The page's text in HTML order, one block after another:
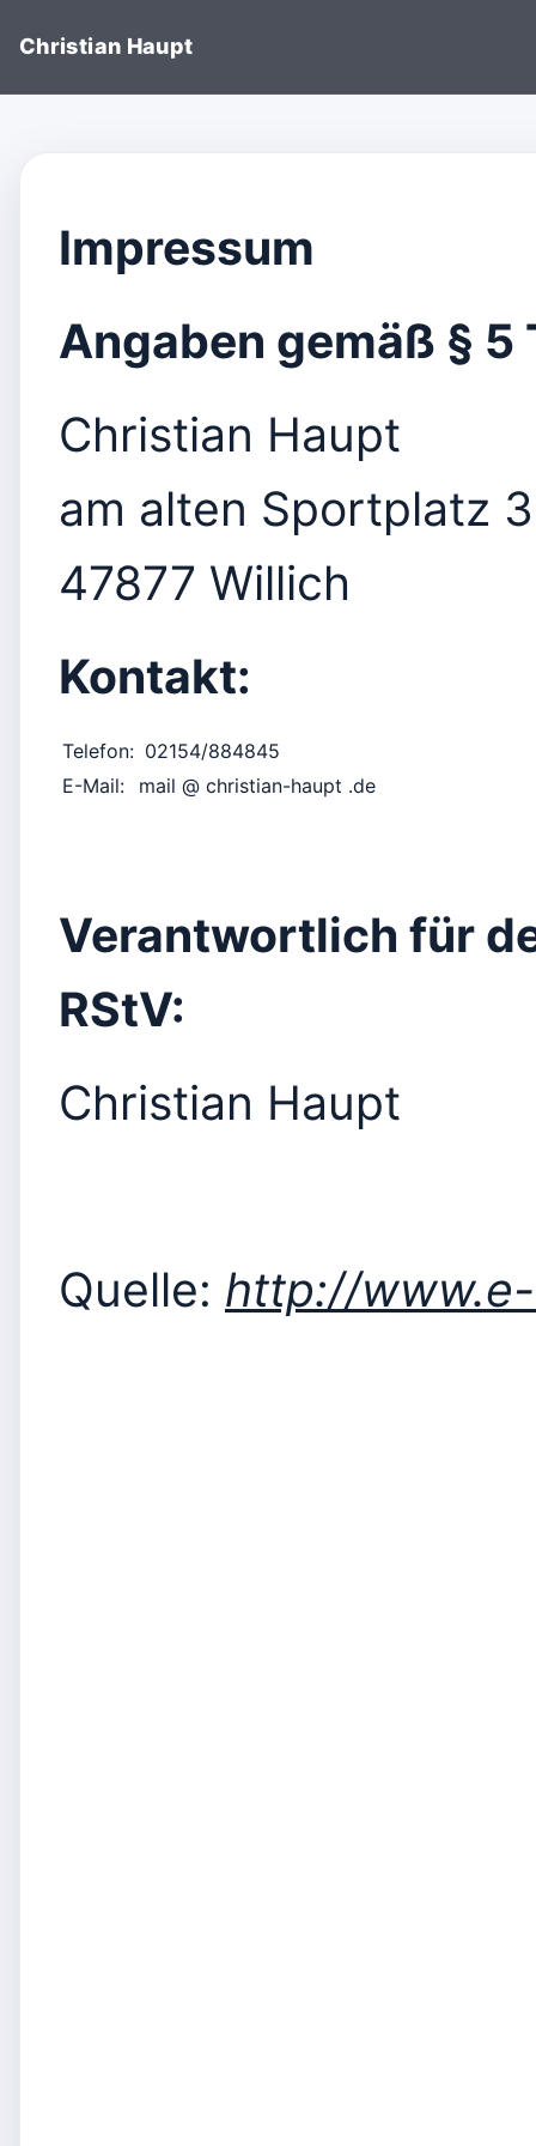
Christian Haupt
Impressum
Angaben gemäß § 5
Christian Haupt
am alten Sportplatz
47877 Willich
Kontakt:
Telefon: 02154/884845
E-Mail:
mail @ christian-haupt .de
Verantwortlich für
RStV:
Christian Haupt
Quelle: http://